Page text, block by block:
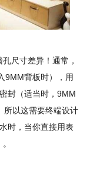
尺寸差异！通常，
9MM背板时），用
封（适当时，9MM
所以这需要终端设计
时，当你直接用表